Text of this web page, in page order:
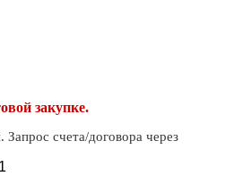
закупке.
счета/договора через
1